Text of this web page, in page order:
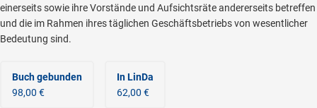
einerseits sowie ihre Vorstände und Aufsichtsräte andererseits betreffen
und die im Rahmen ihres täglichen Geschäftsbetriebs von wesentlicher
Bedeutung sind.
Buch gebunden
98,00 €
In LinDa
62,00 €